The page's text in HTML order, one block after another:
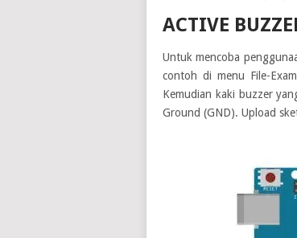
ACTIVE
Untuk mencoba
contoh di menu File-
Kemudian kaki buzzer
Ground (GND). Upload